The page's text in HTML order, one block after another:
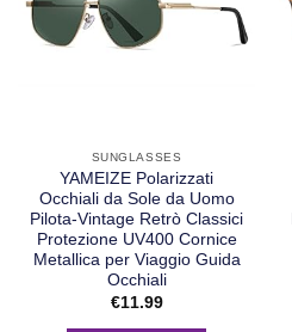
SUNGLASSES
YAMEIZE Polarizzati
Occhiali da Sole da Uomo
Pilota-Vintage Retrò Classici
Protezione UV400 Cornice
Metallica per Viaggio Guida
Occhiali
€11.99